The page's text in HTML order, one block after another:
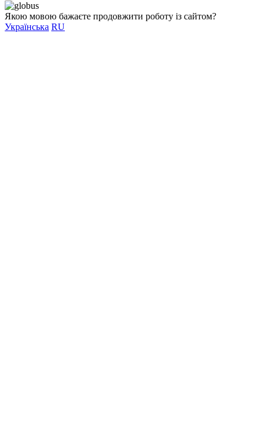
Якою мовою бажаєте продовжити роботу із сайтом?
Українська RU